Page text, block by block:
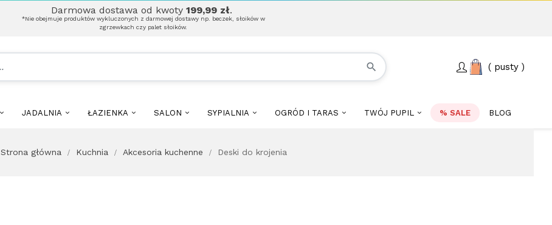
Darmowa dostawa od kwoty199,99 zł.
*Nie obejmuje produktów wykluczonych z darmowej dostawy np. beczek, słoików w
zgrzewkach czy palet słoików.
search pusty
JADALNIA ŁAZIENKA SALON SYPIALNIA OGRÓD I TARAS TWÓJ PUPIL % SALE BLOG
Strona główna Kuchnia Akcesoria kuchenne Deski do krojenia